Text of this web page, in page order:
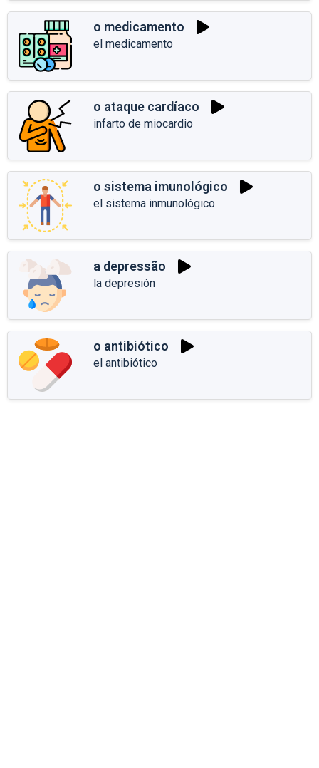
o medicamento
el medicamento
o ataque cardíaco
infarto de miocardio
o sistema imunológico
el sistema inmunológico
a depressão
la depresión
o antibiótico
el antibiótico